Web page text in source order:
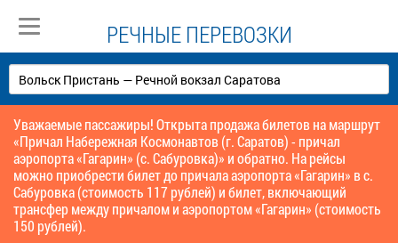
РЕЧНЫЕ ПЕРЕВОЗКИ
Уважаемые пассажиры! Открыта продажа билетов на маршрут
«Причал Набережная Космонавтов (г. Саратов) - причал
аэропорта «Гагарин» (с. Сабуровка)» и обратно. На рейсы
можно приобрести билет до причала аэропорта «Гагарин» в с.
Сабуровка (стоимость 117 рублей) и билет, включающий
трансфер между причалом и аэропортом «Гагарин» (стоимость
150 рублей).